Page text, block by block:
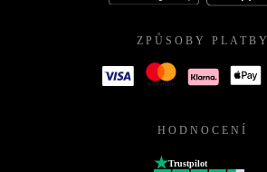
ZPŮSOBY PLATBY
HODNOCENÍ
Trustpilot